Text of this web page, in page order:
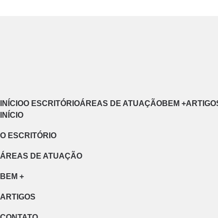
INÍCIOO ESCRITÓRIOÁREAS DE ATUAÇÃOBEM +
INÍCIO
O ESCRITÓRIO
ÁREAS DE ATUAÇÃO
BEM +
ARTIGOS